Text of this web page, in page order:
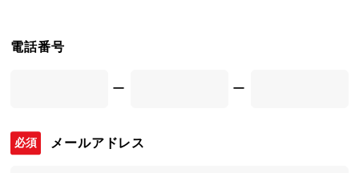
電話番号
ー ー
メールアドレス